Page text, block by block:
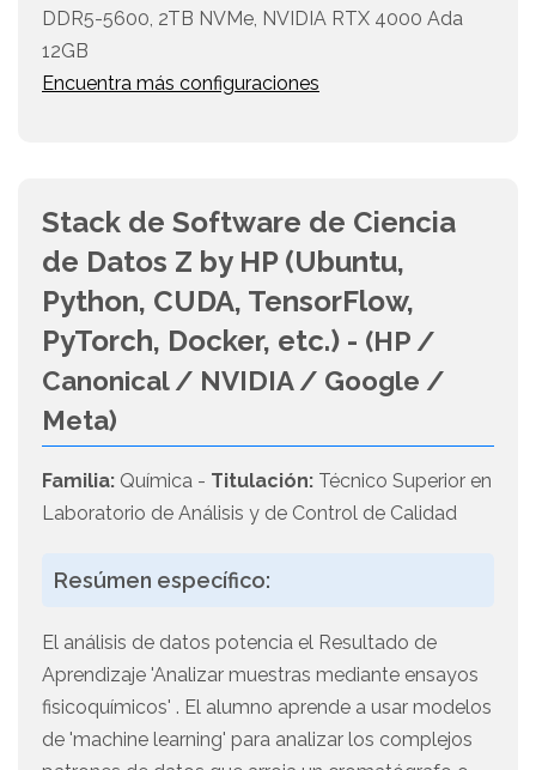
DDR5-5600, 2TB NVMe, NVIDIA RTX 4000 Ada
12GB
Encuentra más configuraciones
Stack de Software de Ciencia
de Datos Z by HP (Ubuntu,
Python, CUDA, TensorFlow,
PyTorch, Docker, etc.) - (HP /
Canonical / NVIDIA / Google /
Meta)
Familia: Química - Titulación: Técnico Superior en
Laboratorio de Análisis y de Control de Calidad
Resúmen específico:
El análisis de datos potencia el Resultado de
Aprendizaje 'Analizar muestras mediante ensayos
fisicoquímicos' . El alumno aprende a usar modelos
de 'machine learning' para analizar los complejos